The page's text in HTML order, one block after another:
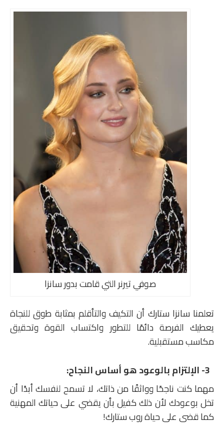
صوفي تيرنر التي قامت بدور سانزا
تعلمنا سانزا ستارك أن التكيف والتأقلم بمثابة طوق للنجاة
يعطيك الفرصة دائمًا للتطور واكتساب القوة وتحقيق
مكاسب مستقبلية.
مهما كنت ناجحًا وواثقًا من ذاتك، لا تسمح لنفسك أبدًا أن
تخل بوعودك لأن ذلك كفيل بأن يقضي على حياتك المهنية
كما قضى على حياة روب ستارك!